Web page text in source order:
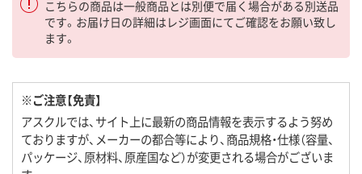
こちらの商品は一般商品とは別便で届く場合がある別送品
です。お届け日の詳細はレジ画面にてご確認をお願い致し
ます。
※ご注意【免責】
アスクルでは、サイト上に最新の商品情報を表示するよう努め
ておりますが、メーカーの都合等により、商品規格・仕様（容量、
パッケージ、原材料、原産国など）が変更される場合がございま